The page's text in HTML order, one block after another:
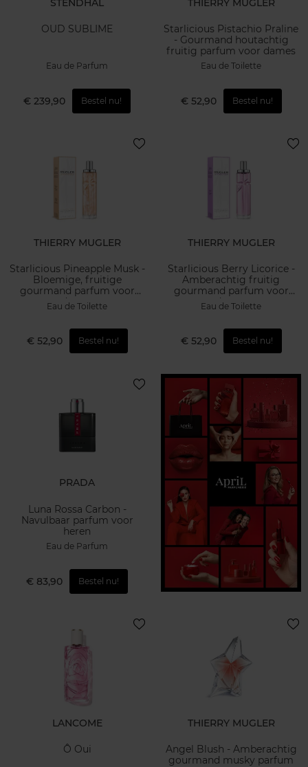
OUD SUBLIME
Eau de Parfum
€ 239,90 Bestel nu!
Starlicious Pistachio Praline
- Gourmand houtachtig
fruitig parfum voor dames
Eau de Toilette
€ 52,90 Bestel nu!
THIERRY MUGLER
Starlicious Pineapple Musk -
Bloemige, fruitige
gourmand parfum voor
dames
Eau de Toilette
€ 52,90 Bestel nu!
THIERRY MUGLER
Starlicious Berry Licorice -
Amberachtig fruitig
gourmand parfum voor
dames
Eau de Toilette
€ 52,90 Bestel nu!
PRADA
Luna Rossa Carbon -
Navulbaar parfum voor
heren
Eau de Parfum
€ 83,90 Bestel nu!
LANCOME
Ô Oui
THIERRY MUGLER
Angel Blush - Amberachtig
gourmand musky parfum